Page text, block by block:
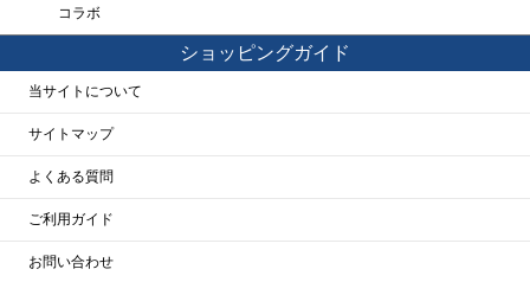
コラボ
ショッピングガイド
当サイトについて
サイトマップ
よくある質問
ご利用ガイド
お問い合わせ